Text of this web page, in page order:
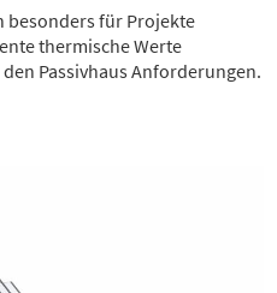
besonders für Projekte
thermische Werte
Passivhaus Anforderungen.